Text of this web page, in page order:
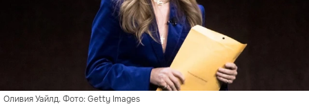
Оливия Уайлд. Фото: Getty Images